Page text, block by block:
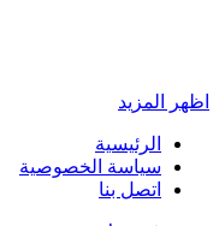
اظهر المزيد
الرئيسية
سياسة الخصوصية
اتصل بنا